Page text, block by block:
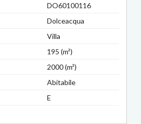
DO60100116
Dolceacqua
Villa
195 (m²)
2000 (m²)
Abitabile
E